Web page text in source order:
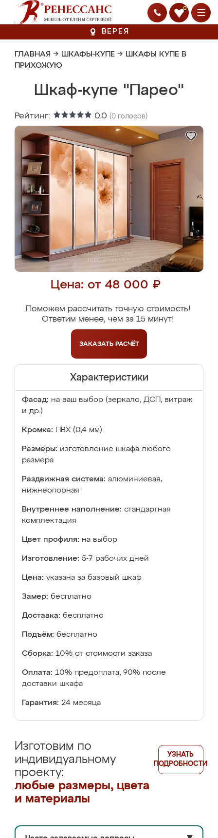
0
ВЕРЕЯ
ГЛАВНАЯ → ШКАФЫ-КУПЕ → ШКАФЫ КУПЕ В
ПРИХОЖУЮ
Шкаф-купе "Парео"
Рейтинг: 0.0 (0 голосов)
Цена: от 48 000 ₽
Поможем рассчитать точную стоимость!
Ответим менее, чем за 15 минут!
ЗАКАЗАТЬ РАСЧЁТ
Характеристики
Фасад: на ваш выбор (зеркало, ДСП, витраж
и др.)
Кромка: ПВХ (0,4 мм)
Размеры: изготовление шкафа любого
размера
Раздвижная система: алюминиевая,
нижнеопорная
Внутреннее наполнение: стандартная
комплектация
Цвет профиля: на выбор
Изготовление: 5-7 рабочих дней
Цена: указана за базовый шкаф
Замер: бесплатно
Доставка: бесплатно
Подъём: бесплатно
Сборка: 10% от стоимости заказа
Оплата: 10% предоплата, 90% после
доставки шкафа
Гарантия: 24 месяца
Изготовим по
индивидуальному
проекту:
любые размеры, цвета
и материалы
УЗНАТЬ
ПОДРОБНОСТИ